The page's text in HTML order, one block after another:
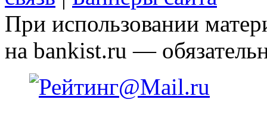
При использовании
на bankist.ru —